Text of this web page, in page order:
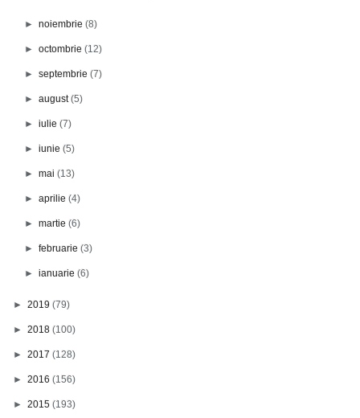
►noiembrie(8)
►octombrie(12)
►septembrie(7)
►august(5)
►iulie(7)
►iunie(5)
►mai(13)
►aprilie(4)
►martie(6)
►februarie(3)
►ianuarie(6)
► 2019 (79)
► 2018 (100)
► 2017 (128)
► 2016 (156)
► 2015 (193)